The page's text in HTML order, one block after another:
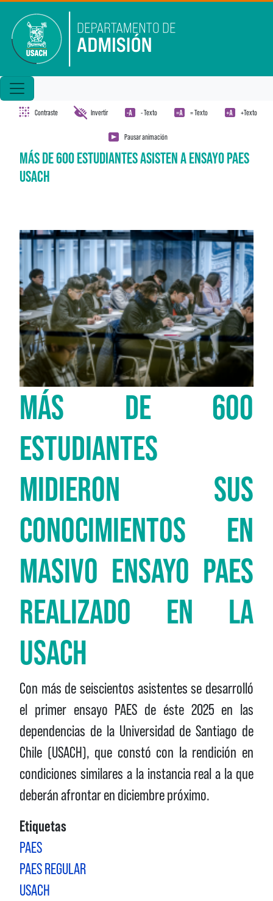
Contraste Invertir - Texto = Texto +Texto
Pausar animación
MÁS DE 600 ESTUDIANTES ASISTEN A ENSAYO PAES
USACH
MÁS DE 600
ESTUDIANTES
MIDIERON SUS
CONOCIMIENTOS EN
MASIVO ENSAYO PAES
REALIZADO EN LA
USACH
Con más de seiscientos asistentes se desarrolló
el primer ensayo PAES de éste 2025 en las
dependencias de la Universidad de Santiago de
Chile (USACH), que constó con la rendición en
condiciones similares a la instancia real a la que
deberán afrontar en diciembre próximo.
Etiquetas
PAES
PAES REGULAR
USACH